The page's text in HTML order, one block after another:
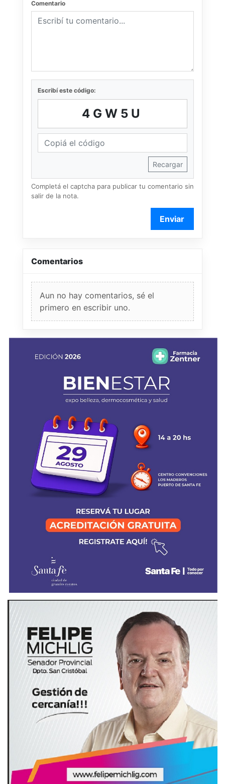
Comentario
Escribí este código:
4GW5U
Recargar
Completá el captcha para publicar tu comentario sin
salir de la nota.
Enviar
Comentarios
Aun no hay comentarios, sé el
primero en escribir uno.